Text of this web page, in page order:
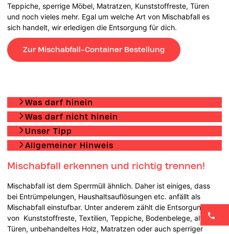
Teppiche, sperrige Möbel, Matratzen, Kunststoffreste, Türen
und noch vieles mehr. Egal um welche Art von Mischabfall es
sich handelt, wir erledigen die Entsorgung für dich.
Zur Mischabfall-Container Bestellung
Was darf hinein
Was darf nicht hinein
Unser Tipp
Allgemeiner Hinweis
Mischabfall erkennen und richtig trennen!
Mischabfall ist dem Sperrmüll ähnlich. Daher ist einiges, dass
bei Entrümpelungen, Haushaltsauflösungen etc. anfällt als
Mischabfall einstufbar. Unter anderem zählt die Entsorgung
von Kunststoffreste, Textilien, Teppiche, Bodenbelege, alte
Türen, unbehandeltes Holz, Matratzen oder auch sperriger